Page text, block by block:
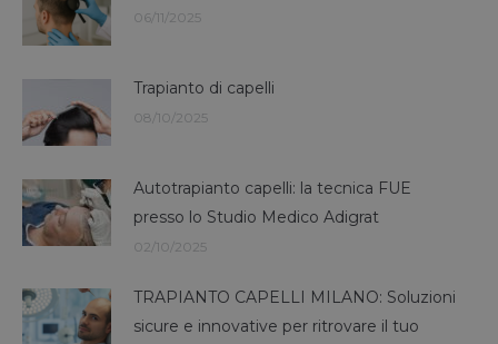
06/11/2025
Trapianto di capelli
08/10/2025
Autotrapianto capelli: la tecnica FUE
presso lo Studio Medico Adigrat
02/10/2025
TRAPIANTO CAPELLI MILANO: Soluzioni
sicure e innovative per ritrovare il tuo